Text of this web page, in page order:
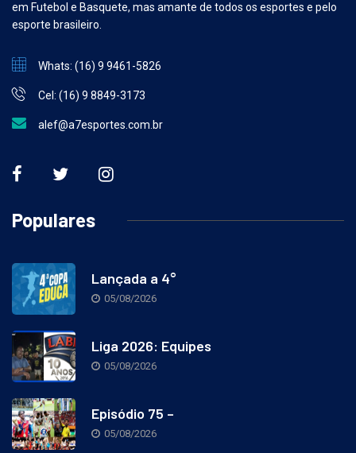
em Futebol e Basquete, mas amante de todos os esportes e pelo
esporte brasileiro.
Whats: (16) 9 9461-5826
Cel: (16) 9 8849-3173
alef@a7esportes.com.br
Populares
Lançada a 4°
05/08/2026
Liga 2026: Equipes
05/08/2026
Episódio 75 –
05/08/2026